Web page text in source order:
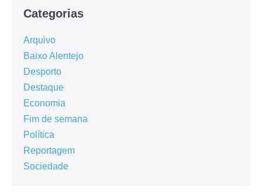
Categorias
Arquivo
Baixo Alentejo
Desporto
Destaque
Economia
Fim de semana
Política
Reportagem
Sociedade